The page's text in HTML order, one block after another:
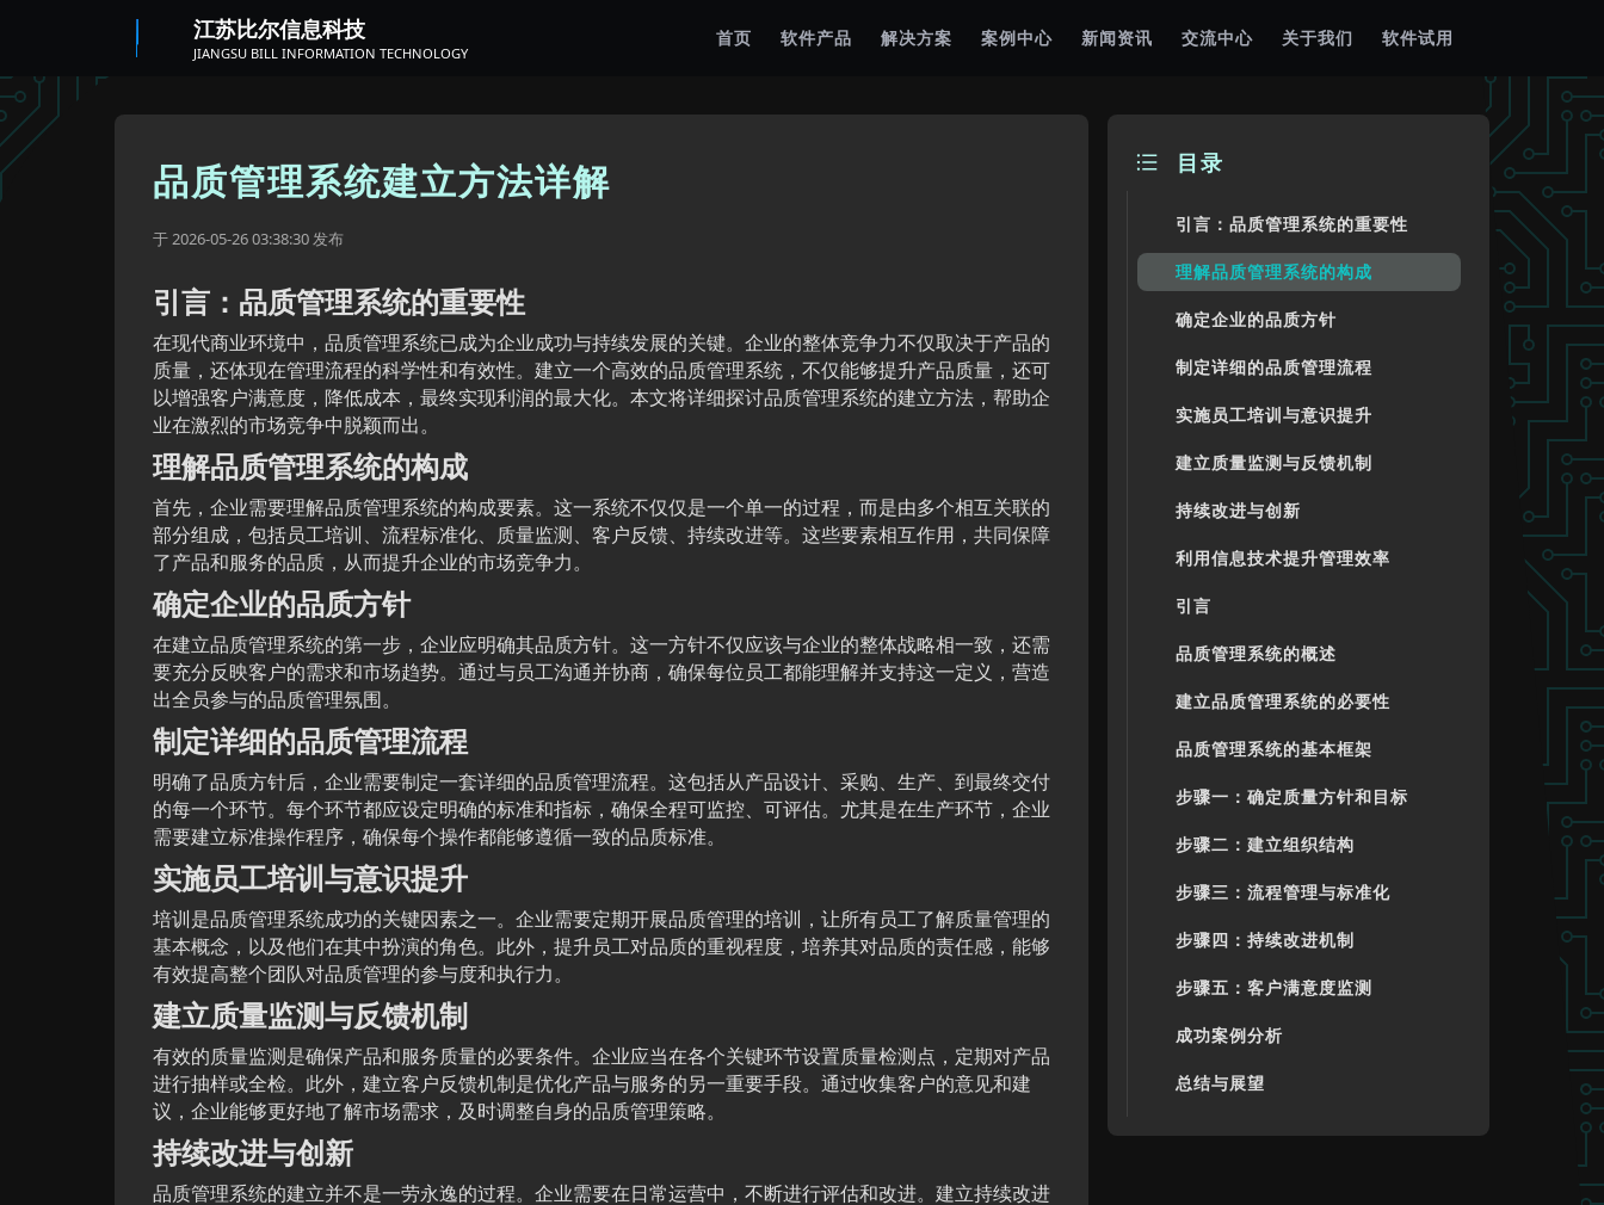
江苏比尔信息科技
JIANGSU BILL INFORMATION TECHNOLOGY
首页 软件产品 解决方案 案例中心 新闻资讯 交流中心 关于我们 软件试用
品质管理系统建立方法详解
于2026-05-26 03:38:30 发布
引言：品质管理系统的重要性
在现代商业环境中，品质管理系统已成为企业成功与持续发展的关键。企业的整体竞争力不仅取决于产品的
质量，还体现在管理流程的科学性和有效性。建立一个高效的品质管理系统，不仅能够提升产品质量，还可
以增强客户满意度，降低成本，最终实现利润的最大化。本文将详细探讨品质管理系统的建立方法，帮助企
业在激烈的市场竞争中脱颖而出。
理解品质管理系统的构成
首先，企业需要理解品质管理系统的构成要素。这一系统不仅仅是一个单一的过程，而是由多个相互关联的
部分组成，包括员工培训、流程标准化、质量监测、客户反馈、持续改进等。这些要素相互作用，共同保障
了产品和服务的品质，从而提升企业的市场竞争力。
确定企业的品质方针
在建立品质管理系统的第一步，企业应明确其品质方针。这一方针不仅应该与企业的整体战略相一致，还需
要充分反映客户的需求和市场趋势。通过与员工沟通并协商，确保每位员工都能理解并支持这一定义，营造
出全员参与的品质管理氛围。
制定详细的品质管理流程
明确了品质方针后，企业需要制定一套详细的品质管理流程。这包括从产品设计、采购、生产、到最终交付
的每一个环节。每个环节都应设定明确的标准和指标，确保全程可监控、可评估。尤其是在生产环节，企业
需要建立标准操作程序，确保每个操作都能够遵循一致的品质标准。
实施员工培训与意识提升
培训是品质管理系统成功的关键因素之一。企业需要定期开展品质管理的培训，让所有员工了解质量管理的
基本概念，以及他们在其中扮演的角色。此外，提升员工对品质的重视程度，培养其对品质的责任感，能够
有效提高整个团队对品质管理的参与度和执行力。
建立质量监测与反馈机制
有效的质量监测是确保产品和服务质量的必要条件。企业应当在各个关键环节设置质量检测点，定期对产品
进行抽样或全检。此外，建立客户反馈机制是优化产品与服务的另一重要手段。通过收集客户的意见和建
议，企业能够更好地了解市场需求，及时调整自身的品质管理策略。
持续改进与创新
品质管理系统的建立并不是一劳永逸的过程。企业需要在日常运营中，不断进行评估和改进。建立持续改进
目录
引言：品质管理系统的重要性
理解品质管理系统的构成
确定企业的品质方针
制定详细的品质管理流程
实施员工培训与意识提升
建立质量监测与反馈机制
持续改进与创新
利用信息技术提升管理效率
引言
品质管理系统的概述
建立品质管理系统的必要性
品质管理系统的基本框架
步骤一：确定质量方针和目标
步骤二：建立组织结构
步骤三：流程管理与标准化
步骤四：持续改进机制
步骤五：客户满意度监测
成功案例分析
总结与展望